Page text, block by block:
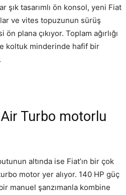
tasarımlı ön konsol, yeni Fiat
ve vites topuzunun sürüş
plana çıkıyor. Toplam ağırlığı
koltuk minderinde hafif bir
Turbo motorlu
altında ise Fiat’ın bir çok
motor yer alıyor. 140 HP güç
manuel şanzımanla kombine